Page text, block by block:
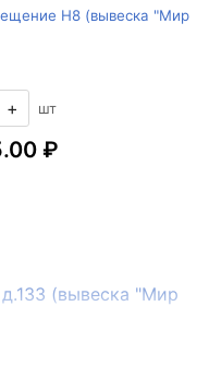
Н8 (вывеска "Мир
+ шт
₽
(вывеска "Мир
16:00